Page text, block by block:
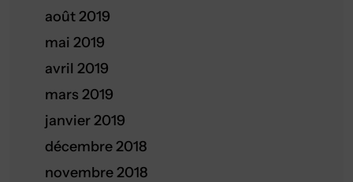
août 2019
mai 2019
avril 2019
mars 2019
janvier 2019
décembre 2018
novembre 2018